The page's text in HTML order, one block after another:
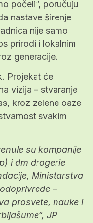
počeli“, poručuju
nastave širenje
nije samo
prirodi i lokalnim
generacije.
Projekat će
vizija – stvaranje
kroz zelene oaze
svakim
su kompanije
i dm drogerie
Ministarstva
–
prosvete, nauke i
JP